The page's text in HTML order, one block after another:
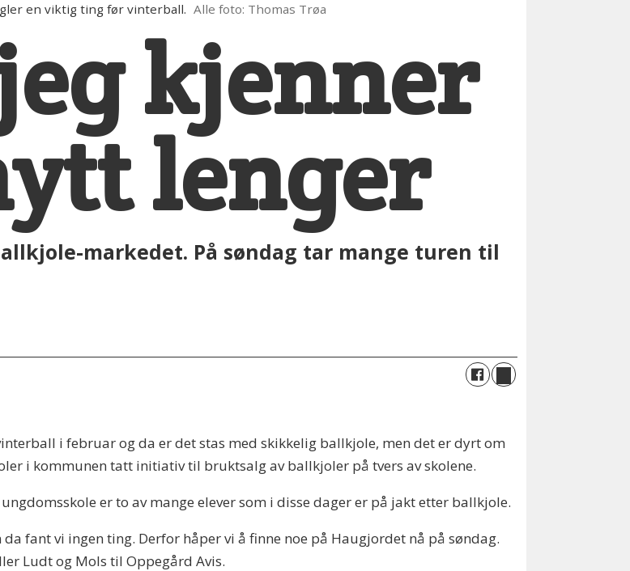
en viktig ting før vinterball. Alle foto: Thomas Trøa
kjenner
lenger
markedet. På søndag tar mange turen til
i februar og da er det stas med skikkelig ballkjole, men det er dyrt om
i kommunen tatt initiativ til bruktsalg av ballkjoler på tvers av skolene.
er to av mange elever som i disse dager er på jakt etter ballkjole.
fant vi ingen ting. Derfor håper vi å finne noe på Haugjordet nå på søndag.
Ludt og Mols til Oppegård Avis.